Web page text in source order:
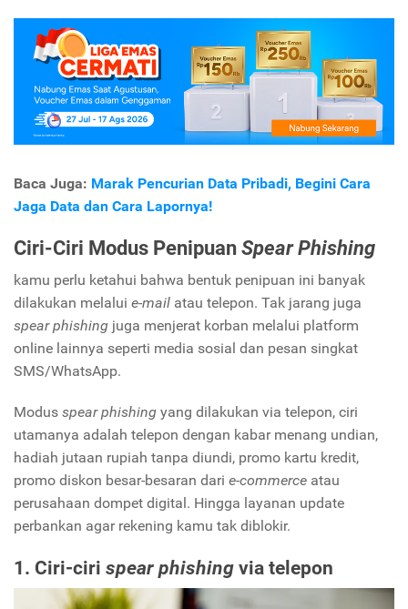
Baca Juga: Marak Pencurian Data Pribadi, Begini Cara
Jaga Data dan Cara Lapornya!
Ciri-Ciri Modus PenipuanSpear Phishing
kamu perlu ketahui bahwa bentuk penipuan ini banyak
dilakukan melalui e-mail atau telepon. Tak jarang juga
spear phishing juga menjerat korban melalui platform
online lainnya seperti media sosial dan pesan singkat
SMS/WhatsApp.
Modus spear phishing yang dilakukan via telepon, ciri
utamanya adalah telepon dengan kabar menang undian,
hadiah jutaan rupiah tanpa diundi, promo kartu kredit,
promo diskon besar-besaran dari e-commerce atau
perusahaan dompet digital. Hingga layanan update
perbankan agar rekening kamu tak diblokir.
1. Ciri-ciri spear phishing via telepon